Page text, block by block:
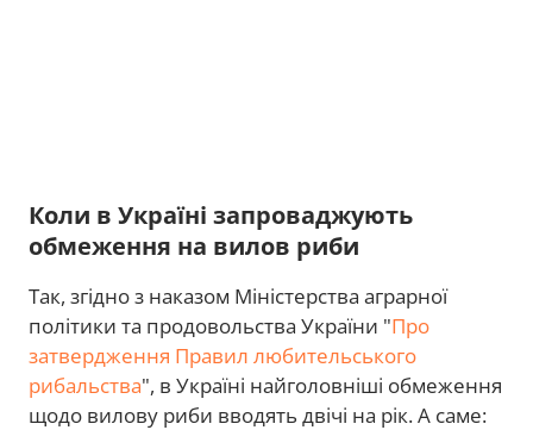
Коли в Україні запроваджують
обмеження на вилов риби
Так, згідно з наказом Міністерства аграрної
політики та продовольства України "Про
затвердження Правил любительського
рибальства", в Україні найголовніші обмеження
щодо вилову риби вводять двічі на рік. А саме: